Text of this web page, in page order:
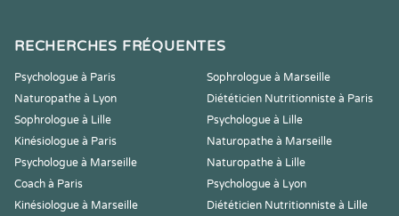
RECHERCHES FRÉQUENTES
Psychologue à Paris
Sophrologue à Marseille
Naturopathe à Lyon
Diététicien Nutritionniste à Paris
Sophrologue à Lille
Psychologue à Lille
Kinésiologue à Paris
Naturopathe à Marseille
Psychologue à Marseille
Naturopathe à Lille
Coach à Paris
Psychologue à Lyon
Kinésiologue à Marseille
Diététicien Nutritionniste à Lille